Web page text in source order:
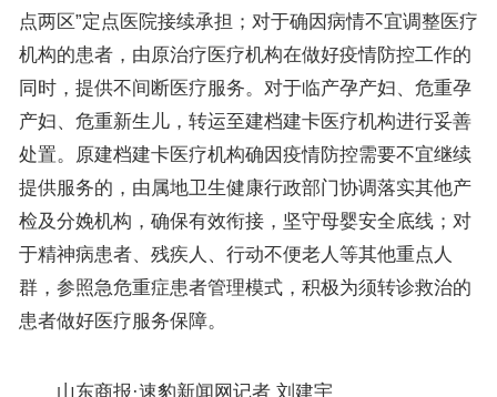
点两区”定点医院接续承担；对于确因病情不宜调整医疗
机构的患者，由原治疗医疗机构在做好疫情防控工作的
同时，提供不间断医疗服务。对于临产孕产妇、危重孕
产妇、危重新生儿，转运至建档建卡医疗机构进行妥善
处置。原建档建卡医疗机构确因疫情防控需要不宜继续
提供服务的，由属地卫生健康行政部门协调落实其他产
检及分娩机构，确保有效衔接，坚守母婴安全底线；对
于精神病患者、残疾人、行动不便老人等其他重点人
群，参照急危重症患者管理模式，积极为须转诊救治的
患者做好医疗服务保障。
山东商报·速豹新闻网记者 刘建宇